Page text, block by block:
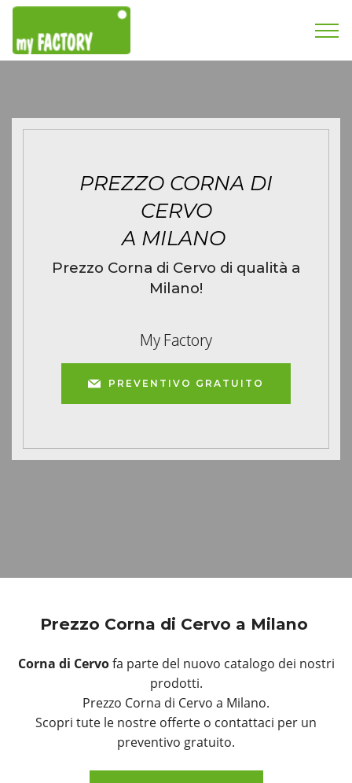
PREZZO CORNA DI
CERVO
A MILANO
Prezzo Corna di Cervo di qualità a
Milano!
My Factory
PREVENTIVO GRATUITO
Prezzo Corna di Cervo a Milano
Corna di Cervofa parte del nuovo catalogo dei nostri
prodotti.
Prezzo Corna di Cervo a Milano.
Scopri tute le nostre offerte o contattaci per un
preventivo gratuito.